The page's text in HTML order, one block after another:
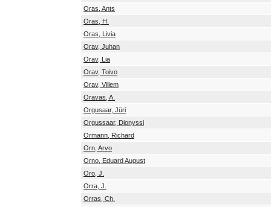
Oras, Ants
Oras, H.
Oras, Livia
Orav, Juhan
Orav, Lia
Orav, Toivo
Orav, Villem
Oravas, A.
Orgusaar, Jüri
Orgussaar, Dionyssi
Ormann, Richard
Orn, Arvo
Orno, Eduard August
Oro, J.
Orra, J.
Orras, Ch.